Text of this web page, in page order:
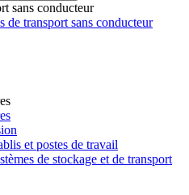
sans conducteur
de transport sans conducteur
et postes de travail
de stockage et de transport